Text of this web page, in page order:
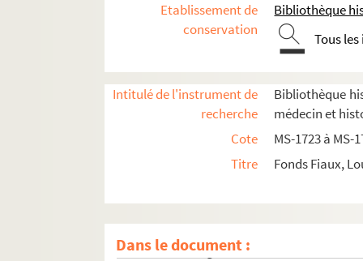
Etablissement de
conservation
Bibliothèque
Tous
Intitulé de l'instrument de
recherche
Bibliothèque
médecin et
Cote
MS-1723 à MS-
Titre
Fonds Fiaux,
Dans le document :
Auteurs du XVIIIe siècle
Mirabeau
8-MS-1738. Notes sur la Corse
Armand Carrel
Hippolyte Taine
Histoire de la guerre civile de 1871